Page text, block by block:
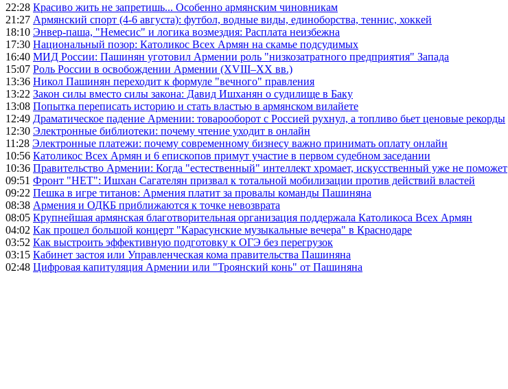
22:28 Красиво жить не запретишь... Особенно армянским чиновникам
21:27 Армянский спорт (4-6 августа): футбол, водные виды, единоборства, теннис, хоккей
18:10 Энвер-паша, "Немесис" и логика возмездия: Расплата неизбежна
17:30 Национальный позор: Католикос Всех Армян на скамье подсудимых
16:40 МИД России: Пашинян уготовил Армении роль "низкозатратного предприятия" Запада
15:07 Роль России в освобождении Армении (XVIII–XX вв.)
13:36 Никол Пашинян переходит к формуле "вечного" правления
13:22 Закон силы вместо силы закона: Давид Ишханян о судилище в Баку
13:08 Попытка переписать историю и стать властью в армянском вилайете
12:49 Драматическое падение Армении: товарооборот с Россией рухнул, а топливо бьет ценовые рекорды
12:30 Электронные библиотеки: почему чтение уходит в онлайн
11:28 Электронные платежи: почему современному бизнесу важно принимать оплату онлайн
10:56 Католикос Всех Армян и 6 епископов примут участие в первом судебном заседании
10:36 Правительство Армении: Когда "естественный" интеллект хромает, искусственный уже не поможет
09:51 Фронт "НЕТ": Ишхан Сагателян призвал к тотальной мобилизации против действий властей
09:22 Пешка в игре титанов: Армения платит за провалы команды Пашиняна
08:38 Армения и ОДКБ приближаются к точке невозврата
08:05 Крупнейшая армянская благотворительная организация поддержала Католикоса Всех Армян
04:02 Как прошел большой концерт "Карасунские музыкальные вечера" в Краснодаре
03:52 Как выстроить эффективную подготовку к ОГЭ без перегрузок
03:15 Кабинет застоя или Управленческая кома правительства Пашиняна
02:48 Цифровая капитуляция Армении или "Троянский конь" от Пашиняна